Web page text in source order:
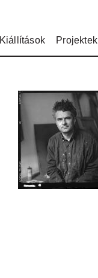
Kiállítások Projektek